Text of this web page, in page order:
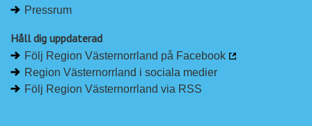
Pressrum
Håll dig uppdaterad
Följ Region Västernorrland på Facebook
Region Västernorrland i sociala medier
Följ Region Västernorrland via RSS